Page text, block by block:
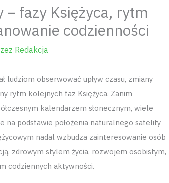
– fazy Księżyca, rytm
codzienności
Redakcja
ludziom obserwować upływ czasu, zmiany
rytm kolejnych faz Księżyca. Zanim
kalendarzem słonecznym, wiele
na podstawie położenia naturalnego satelity
nadal wzbudza zainteresowanie osób
zdrowym stylem życia, rozwojem osobistym,
codziennych aktywności.